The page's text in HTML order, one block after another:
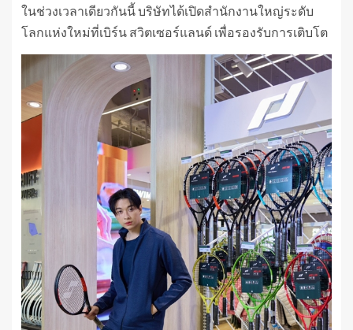
ในช่วงเวลาเดียวกันนี้ บริษัทได้เปิดสำนักงานใหญ่ระดับ
โลกแห่งใหม่ที่เบิร์น สวิตเซอร์แลนด์ เพื่อรองรับการเติบโต